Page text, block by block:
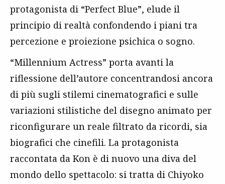
protagonista di “Perfect Blue”, elude il
principio di realtà confondendo i piani tra
percezione e proiezione psichica o sogno.
“Millennium Actress” porta avanti la
riflessione dell’autore concentrandosi ancora
di più sugli stilemi cinematografici e sulle
variazioni stilistiche del disegno animato per
riconfigurare un reale filtrato da ricordi, sia
biografici che cinefili. La protagonista
raccontata da Kon è di nuovo una diva del
mondo dello spettacolo: si tratta di Chiyoko